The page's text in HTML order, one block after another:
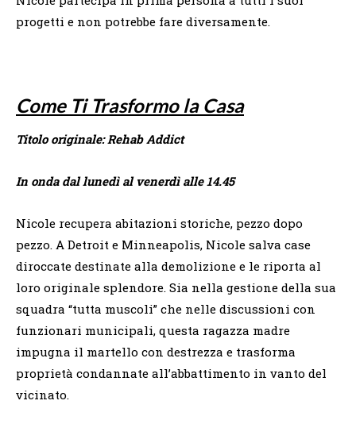
progetti e non potrebbe fare diversamente.
Come Ti Trasformo la Casa
Titolo originale: Rehab Addict
In onda dal lunedì al venerdì alle 14.45
Nicole recupera abitazioni storiche, pezzo dopo
pezzo. A Detroit e Minneapolis, Nicole salva case
diroccate destinate alla demolizione e le riporta al
loro originale splendore. Sia nella gestione della sua
squadra “tutta muscoli” che nelle discussioni con
funzionari municipali, questa ragazza madre
impugna il martello con destrezza e trasforma
proprietà condannate all’abbattimento in vanto del
vicinato.